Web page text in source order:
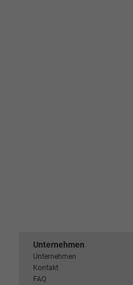
Unternehmen
Unternehmen
Kontakt
FAQ